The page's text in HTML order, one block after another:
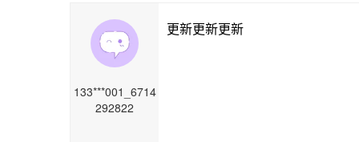
133***001_6714
292822
更新更新更新